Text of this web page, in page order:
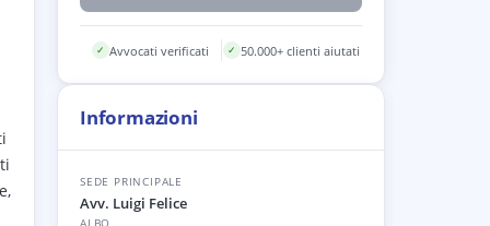
✓ Avvocati verificati ✓ 50.000+ clienti aiutati
Informazioni
SEDE PRINCIPALE
Avv. Luigi Felice
ALBO